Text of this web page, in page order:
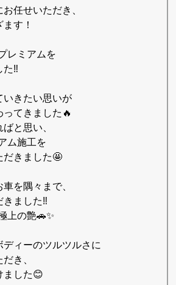
任せいただき、
す！
レミアムを
た‼️
いきたい思いが
てきました🔥
と思い、
ム施工を
だきました🤩
を隅々まで、
きました‼️
上の艶🚗✨
ィーのツルツルさに
き、
ました😊